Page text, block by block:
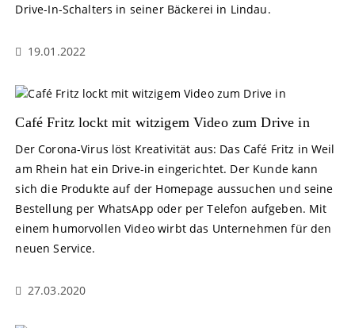
Drive-In-Schalters in seiner Bäckerei in Lindau.
19.01.2022
Café Fritz lockt mit witzigem Video zum Drive in
Der Corona-Virus löst Kreativität aus: Das Café Fritz in Weil
am Rhein hat ein Drive-in eingerichtet. Der Kunde kann
sich die Produkte auf der Homepage aussuchen und seine
Bestellung per WhatsApp oder per Telefon aufgeben. Mit
einem humorvollen Video wirbt das Unternehmen für den
neuen Service.
27.03.2020